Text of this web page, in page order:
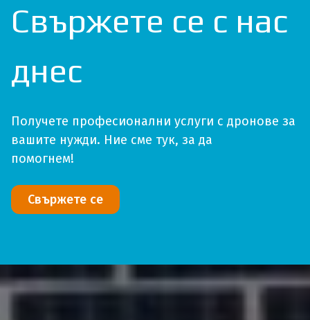
Свържете се с нас
днес
Получете професионални услуги с дронове за
вашите нужди. Ние сме тук, за да
помогнем!
Свържете се